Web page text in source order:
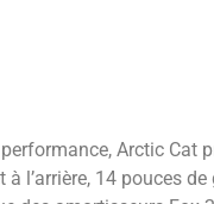
Arctic Cat
à l’arrière, 14 pouces